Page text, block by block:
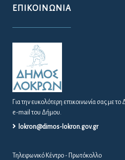
ΕΠΙΚΟΙΝΩΝΊΑ
Για την ευκολότερη επικοινωνία σας με
e-mail του Δήμου.
lokron@dimos-lokron.gov.gr
Τηλεφωνικό Κέντρο - Πρωτόκολλο